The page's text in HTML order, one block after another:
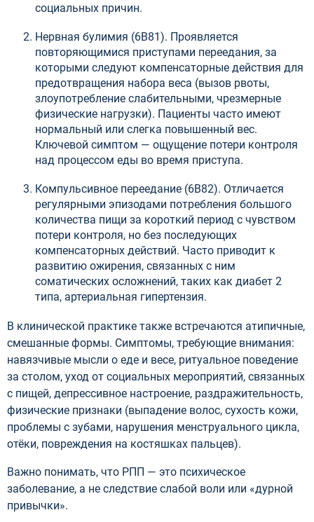
социальных причин.
Нервная булимия (6B81). Проявляется
повторяющимися приступами переедания, за
которыми следуют компенсаторные действия для
предотвращения набора веса (вызов рвоты,
злоупотребление слабительными, чрезмерные
физические нагрузки). Пациенты часто имеют
нормальный или слегка повышенный вес.
Ключевой симптом — ощущение потери контроля
над процессом еды во время приступа.
Компульсивное переедание (6B82). Отличается
регулярными эпизодами потребления большого
количества пищи за короткий период с чувством
потери контроля, но без последующих
компенсаторных действий. Часто приводит к
развитию ожирения, связанных с ним
соматических осложнений, таких как диабет 2
типа, артериальная гипертензия.
В клинической практике также встречаются атипичные,
смешанные формы. Симптомы, требующие внимания:
навязчивые мысли о еде и весе, ритуальное поведение
за столом, уход от социальных мероприятий, связанных
с пищей, депрессивное настроение, раздражительность,
физические признаки (выпадение волос, сухость кожи,
проблемы с зубами, нарушения менструального цикла,
отёки, повреждения на костяшках пальцев).
Важно понимать, что РПП — это психическое
заболевание, а не следствие слабой воли или «дурной
привычки».